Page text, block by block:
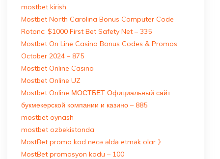
mostbet kirish
Mostbet North Carolina Bonus Computer Code
Rotonc: $1000 First Bet Safety Net – 335
Mostbet On Line Casino Bonus Codes & Promos
October 2024 – 875
Mostbet Online Casino
Mostbet Online UZ
Mostbet Online МОСТБЕТ Официальный сайт
букмекерской компании и казино – 885
mostbet oynash
mostbet ozbekistonda
MostBet promo kod necə əldə etmək olar 》
MostBet promosyon kodu – 100